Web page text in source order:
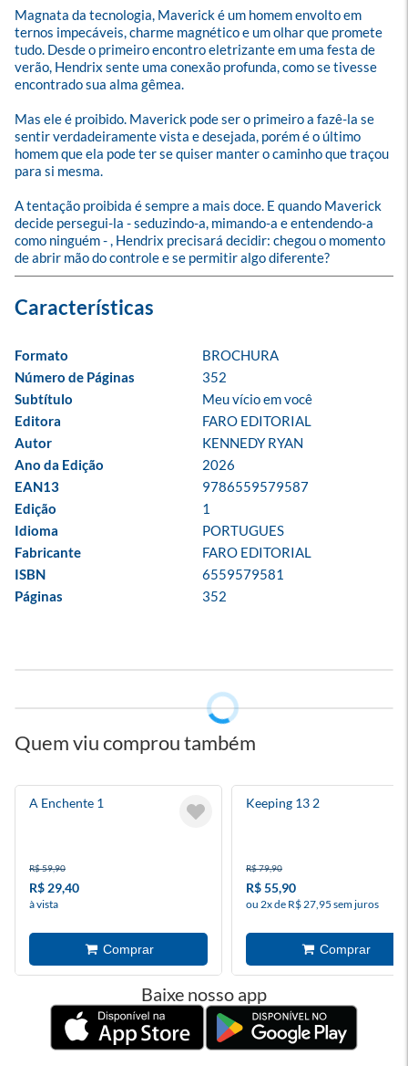
Magnata da tecnologia, Maverick é um homem envolto em
ternos impecáveis, charme magnético e um olhar que promete
tudo. Desde o primeiro encontro eletrizante em uma festa de
verão, Hendrix sente uma conexão profunda, como se tivesse
encontrado sua alma gêmea.
Mas ele é proibido. Maverick pode ser o primeiro a fazê-la se
sentir verdadeiramente vista e desejada, porém é o último
homem que ela pode ter se quiser manter o caminho que traçou
para si mesma.
A tentação proibida é sempre a mais doce. E quando Maverick
decide persegui-la - seduzindo-a, mimando-a e entendendo-a
como ninguém - , Hendrix precisará decidir: chegou o momento
de abrir mão do controle e se permitir algo diferente?
Formato
BROCHURA
Número de Páginas
352
Subtítulo
Meu vício em você
Editora
FARO EDITORIAL
Autor
KENNEDY RYAN
Ano da Edição
2026
EAN13
9786559579587
Edição
1
Idioma
PORTUGUES
Fabricante
FARO EDITORIAL
ISBN
6559579581
Páginas
352
Quem viu comprou também
A Enchente 1
R$ 59,90
R$ 29,40
à vista
Keeping 13 2
R$ 79,90
R$ 55,90
ou 2x de R$ 27,95 sem juros
Baixe nosso app